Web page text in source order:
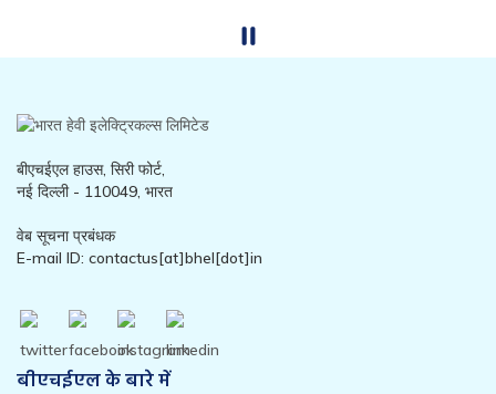
बीएचईएल हाउस, सिरी फोर्ट,
नई दिल्ली - 110049, भारत
वेब सूचना प्रबंधक
E-mail ID: contactus[at]bhel[dot]in
बीएचईएल के बारे में